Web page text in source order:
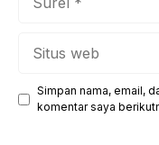
Simpan nama, email,
komentar saya